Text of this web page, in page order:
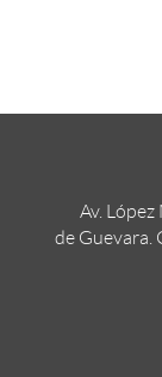
Av.
de Guevara.